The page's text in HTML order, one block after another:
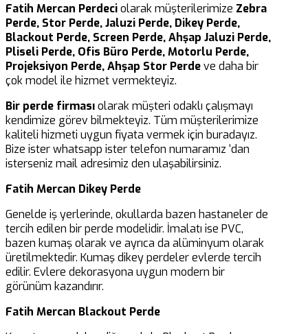
Fatih Mercan Perdeciolarak müşterilerimize Zebra
Perde, Stor Perde, Jaluzi Perde, Dikey Perde,
Blackout Perde, Screen Perde, Ahşap Jaluzi Perde,
Pliseli Perde, Ofis Büro Perde, Motorlu Perde,
Projeksiyon Perde, Ahşap Stor Perdeve daha bir
çok model ile hizmet vermekteyiz.
Bir perde firmasıolarak müşteri odaklı çalışmayı
kendimize görev bilmekteyiz. Tüm müşterilerimize
kaliteli hizmeti uygun fiyata vermek için buradayız.
Bize ister whatsapp ister telefon numaramız ‘dan
isterseniz mail adresimiz den ulaşabilirsiniz.
Fatih Mercan Dikey Perde
Genelde iş yerlerinde, okullarda bazen hastaneler de
tercih edilen bir perde modelidir. İmalatı ise PVC,
bazen kumaş olarak ve ayrıca da alüminyum olarak
üretilmektedir. Kumaş dikey perdeler evlerde tercih
edilir. Evlere dekorasyona uygun modern bir
görünüm kazandırır.
Fatih Mercan Blackout Perde